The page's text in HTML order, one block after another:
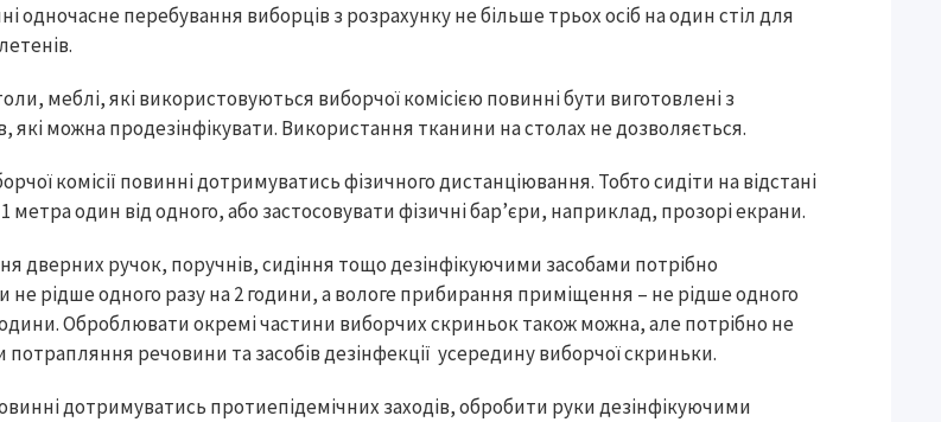
одночасне перебування виборців з розрахунку не більше трьох осіб на один стіл для
меблі, які використовуються виборчої комісією повинні бути виготовлені з
які можна продезінфікувати. Використання тканини на столах не дозволяється.
комісії повинні дотримуватись фізичного дистанціювання. Тобто сидіти на відстані
метра один від одного, або застосовувати фізичні бар’єри, наприклад, прозорі екрани.
дверних ручок, поручнів, сидіння тощо дезінфікуючими засобами потрібно
не рідше одного разу на 2 години, а вологе прибирання приміщення – не рідше одного
Оброблювати окремі частини виборчих скриньок також можна, але потрібно не
потрапляння речовини та засобів дезінфекції усередину виборчої скриньки.
дотримуватись протиепідемічних заходів, обробити руки дезінфікуючими